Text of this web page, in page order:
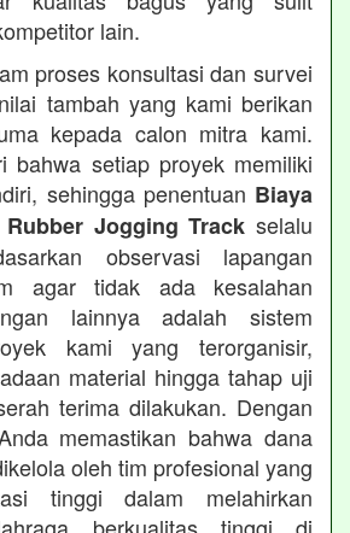
lain.
proses konsultasi dan survei
tambah yang kami berikan
kepada calon mitra kami.
bahwa setiap proyek memiliki
sehingga penentuan Biaya
Rubber Jogging Track selalu
observasi lapangan
agar tidak ada kesalahan
lainnya adalah sistem
kami yang terorganisir,
material hingga tahap uji
terima dilakukan. Dengan
memastikan bahwa dana
oleh tim profesional yang
tinggi dalam melahirkan